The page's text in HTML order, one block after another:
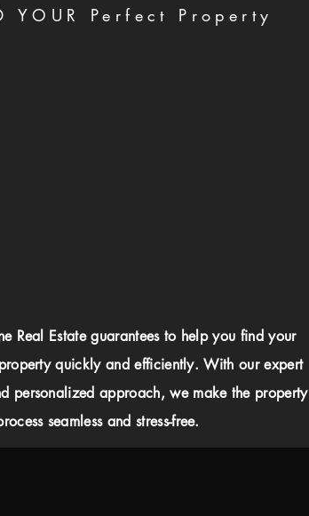
YOUR Perfect Property
Real Estate guarantees to help you find your
quickly and efficiently. With our expert
personalized approach, we make the property
seamless and stress-free.